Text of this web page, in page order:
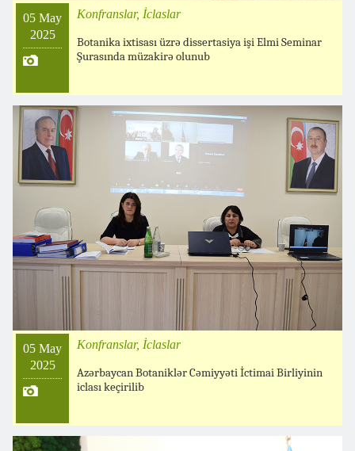
05 May
2025
Konfranslar, İclaslar
Botanika ixtisası üzrə dissertasiya işi Elmi Seminar
Şurasında müzakirə olunub
05 May
2025
Konfranslar, İclaslar
Azərbaycan Botaniklər Cəmiyyəti İctimai Birliyinin
iclası keçirilib